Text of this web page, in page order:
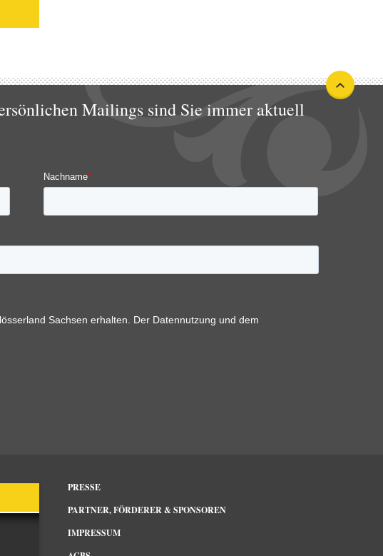
Mailings sind Sie immer aktuell
PRESSE
PARTNER, FÖRDERER & SPONSOREN
IMPRESSUM